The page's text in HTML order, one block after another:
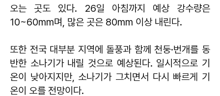
오는 곳도 있다. 26일 아침까지 예상 강수량은
10~60mm며, 많은 곳은 80mm 이상 내린다.
또한 전국 대부분 지역에 돌풍과 함께 천둥·번개를 동
반한 소나기가 내릴 것으로 예상된다. 일시적으로 기
온이 낮아지지만, 소나기가 그치면서 다시 빠르게 기
온이 오를 전망이다.